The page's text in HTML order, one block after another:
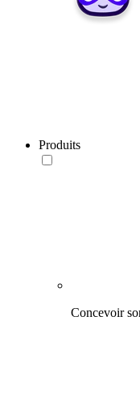
Produits
Concevoir